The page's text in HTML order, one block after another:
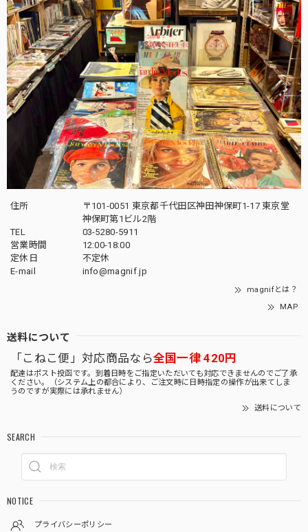
住所
〒101-0051 東京都千代田区神田神保町1-17 東京堂
神保町第1ビル2階
TEL
03-5280-5911
営業時間
12:00-18:00
定休日
不定休
E-mail
info@magnif.jp
magnifとは？
MAP
送料について
「こねこ便」対応商品なら全国一律 420円
配達はポスト投函です。到着日時をご指定いただいても対応できませんのでご了承
ください。（システム上の都合により、ご注文時に日時指定の操作が出来てしま
うのですが実際には承れません）
送料について
SEARCH
NOTICE
プライバシーポリシー